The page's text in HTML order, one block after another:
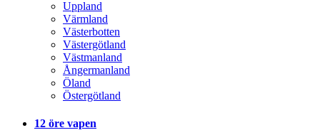
Uppland
Värmland
Västerbotten
Västergötland
Västmanland
Ångermanland
Öland
Östergötland
12 öre vapen